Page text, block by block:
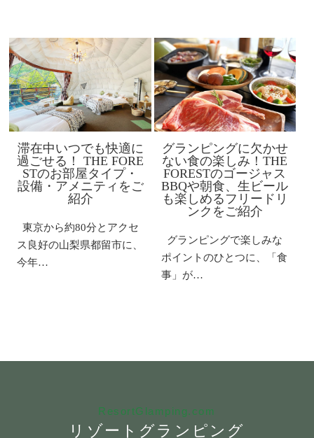
滞在中いつでも快適に
過ごせる！ THE FORE
STのお部屋タイプ・
設備・アメニティをご
紹介
東京から約80分とアクセ
ス良好の山梨県都留市に、
今年…
グランピングに欠かせ
ない食の楽しみ！THE
FORESTのゴージャス
BBQや朝食、生ビール
も楽しめるフリードリ
ンクをご紹介
グランピングで楽しみな
ポイントのひとつに、「食
事」が…
ResortGlamping.com
リゾートグランピング